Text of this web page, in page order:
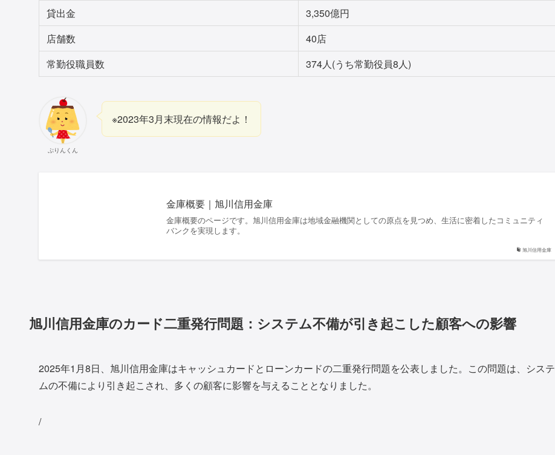
貸出金
3,350億円
店舗数
40店
常勤役職員数
374人(うち常勤役員8人)
ぷりんくん
※2023年3月末現在の情報だよ！
旭川信用金庫
金庫概要｜旭川信用金庫
金庫概要のページです。旭川信用金庫は地域金融機関としての原点を見つめ、生活に密着したコミュニティ
バンクを実現します。
旭川信用金庫のカード二重発行問題：システム不備が引き起こした顧客への影響
2025年1月8日、旭川信用金庫はキャッシュカードとローンカードの二重発行問題を公表しました。この問題は、システ
ムの不備により引き起こされ、多くの顧客に影響を与えることとなりました。
/